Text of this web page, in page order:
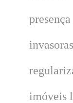
imóveis